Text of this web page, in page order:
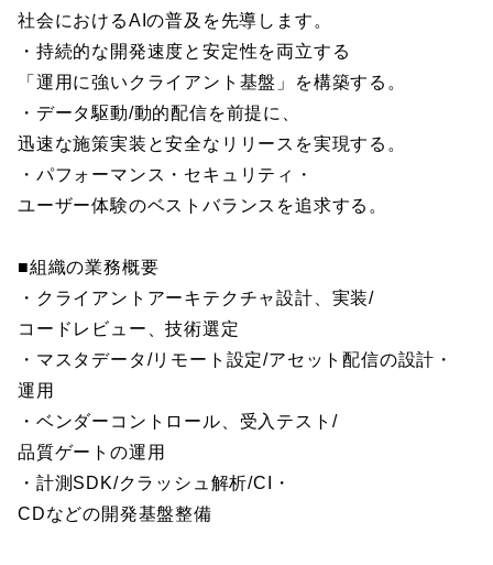
社会におけるAIの普及を先導します。
・持続的な開発速度と安定性を両立する
「運用に強いクライアント基盤」を構築する。
・データ駆動/動的配信を前提に、
迅速な施策実装と安全なリリースを実現する。
・パフォーマンス・セキュリティ・
ユーザー体験のベストバランスを追求する。
■組織の業務概要
・クライアントアーキテクチャ設計、実装/
コードレビュー、技術選定
・マスタデータ/リモート設定/アセット配信の設計・
運用
・ベンダーコントロール、受入テスト/
品質ゲートの運用
・計測SDK/クラッシュ解析/CI・
CDなどの開発基盤整備